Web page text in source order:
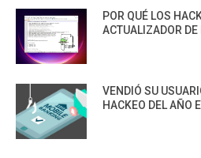
POR QUÉ LOS
ACTUALIZADOR DE
VENDIÓ SU
HACKEO DEL AÑO